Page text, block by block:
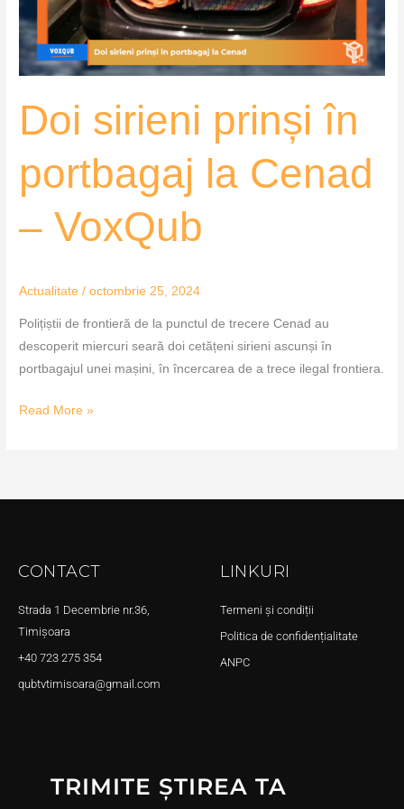
Doi sirieni prinși în
portbagaj la Cenad
– VoxQub
Actualitate /octombrie 25, 2024
Polițiștii de frontieră de la punctul de trecere Cenad au
descoperit miercuri seară doi cetățeni sirieni ascunși în
portbagajul unei mașini, în încercarea de a trece ilegal frontiera.
Cenad
–
VoxQub
Read More »
CONTACT
Strada 1 Decembrie nr.36,
Timișoara
+40 723 275 354
qubtvtimisoara@gmail.com
LINKURI
Termeni și condiții
Politica de confidențialitate
ANPC
TRIMITE ȘTIREA TA